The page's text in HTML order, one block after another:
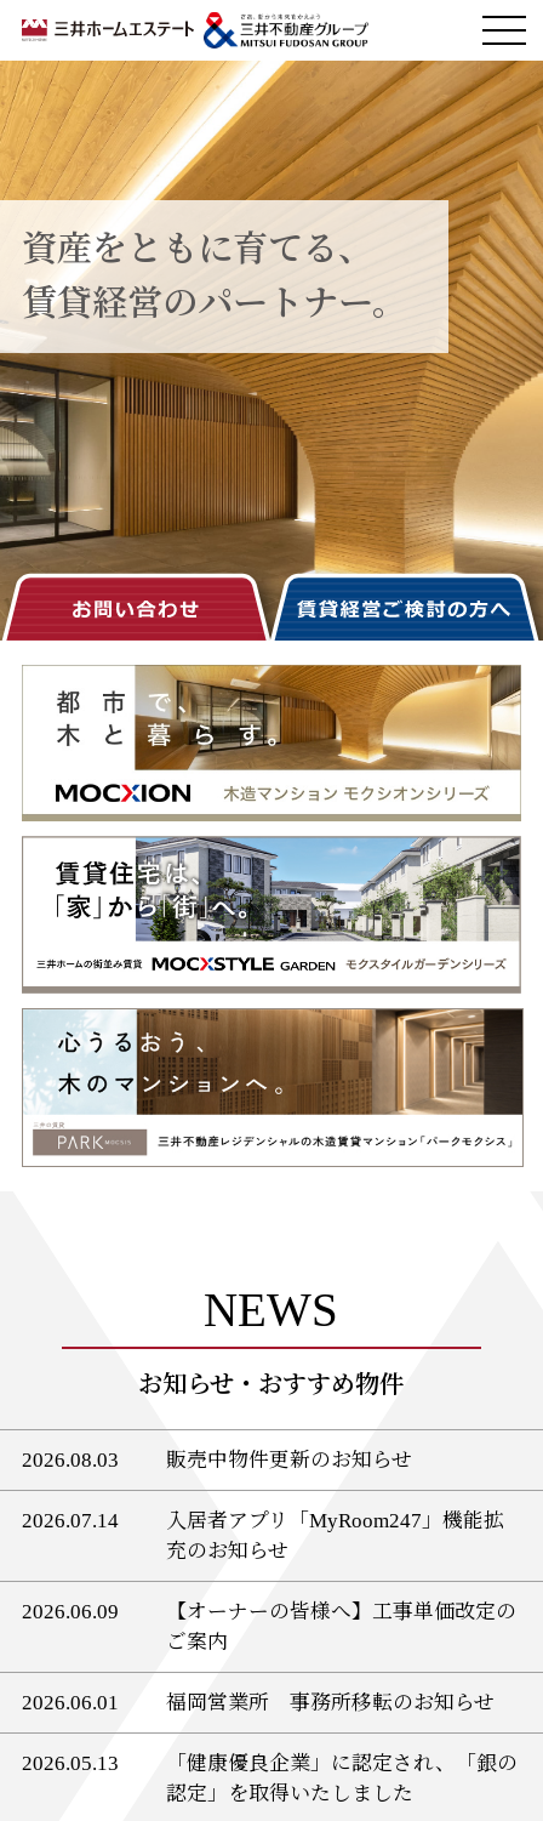
資産をともに育てる、
賃貸経営のパートナー。
資産をともに育てる、
賃貸経営のパートナー。
資産をともに育てる、
賃貸経営のパートナー。
資産をともに育てる、
賃貸経営のパートナー。
資産をともに育てる、
賃貸経営のパートナー。
資産をともに育てる、
賃貸経営のパートナー。
NEWS
お知らせ・おすすめ物件
2026.08.03 販売中物件更新のお知らせ
2026.07.14
入居者アプリ「MyRoom247」機能拡
充のお知らせ
2026.06.09
【オーナーの皆様へ】工事単価改定の
ご案内
2026.06.01 福岡営業所 事務所移転のお知らせ
2026.05.13
「健康優良企業」に認定され、「銀の
認定」を取得いたしました